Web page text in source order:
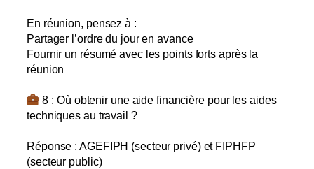
En réunion, pensez à :
Partager l’ordre du jour en avance
Fournir un résumé avec les points forts après la
réunion
8 : Où obtenir une aide financière pour les aides
techniques au travail ?
Réponse : AGEFIPH (secteur privé) et FIPHFP
(secteur public)